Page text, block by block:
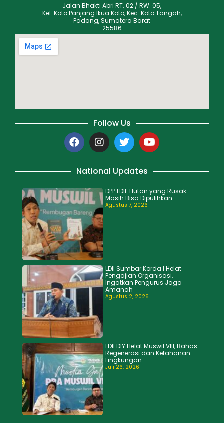
Jalan Bhakti Abri RT. 02 / RW. 05,
Kel. Koto Panjang Ikua Koto, Kec. Koto Tangah,
Padang, Sumatera Barat
25586
Follow Us
National Updates
DPP LDII: Hutan yang Rusak
Masih Bisa Dipulihkan
Agustus 7, 2026
LDII Sumbar Korda I Helat
Pengajian Organisasi,
Ingatkan Pengurus Jaga
Amanah
Agustus 2, 2026
LDII DIY Helat Muswil VIII, Bahas
Regenerasi dan Ketahanan
Lingkungan
Juli 26, 2026